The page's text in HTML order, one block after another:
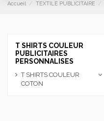
Accueil TEXTILE PUBLICITAIRE
T SHIRTS COULEUR
PUBLICITAIRES
PERSONNALISES
T SHIRTS COULEUR
COTON